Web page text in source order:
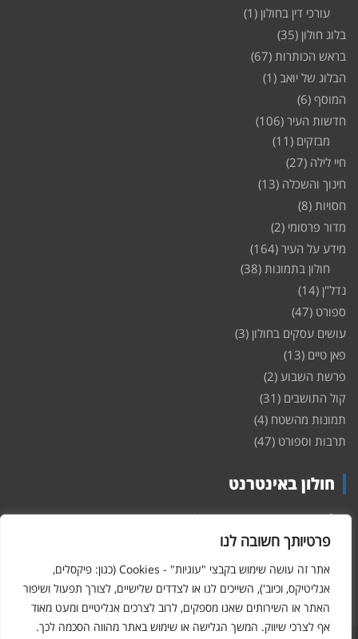
פרטיותך חשובה לנו
אתר זה עושה שימוש בקבצי "עוגיות" - Cookies (כגון: פיקסלים,
אנליטיקס, וכיוב'), השייכים לנו או לצדדים שלישיים, לצורך תפעול ושיפור
האתר או השירותים שאנו מספקים, לרוב לצרכים אנליטיים ומעט מאוד
אף לצרכי שיווק. המשך הגלישה או שימוש באתר מהווה הסכמה לכך.
עורכי דין בחולון (1)
בלוג חולון (35)
בראש הכותרות (67)
הבלוג של יואב (1)
המוסף (6)
חדשות העיר (106)
מבזקים (11)
חיי לילה (27)
חינוך והשכלה (13)
חסויות (8)
מדור פרסומי (2)
מידע על העיר (164)
חולון בתמונות (38)
נדל"ן (14)
ספורט (47)
עושים עסקים בחולון (3)
פאן טיים (13)
פרשת השבוע (2)
קול התושבים (31)
תמונות מהשטח (4)
תרבות וספורט (47)
חולון באינטרנט
חולוןבאינטרנט – האתר שמביא לכם עדכונים ומידע מהשטח מהעיר
חולון. במה פתוחה לקול תושבי חולון באינטרנט, מידע על
ופרוייקטים חדשים בעיר, חיי לילה, וכן טורי דעה, עסקים בחולון, ודיונים על
הנעשה בעיר. אתם מוזמנים ומוזמנות להשתתף בדיון ולשלוח לנו כתבות
ואף להגיב על הכתבות המפורסמות באתר.